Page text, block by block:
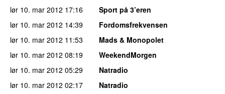
lør 10. mar 2012 17:16
Sport på 3’eren
lør 10. mar 2012 14:39
Fordomsfrekvensen
lør 10. mar 2012 11:53
Mads & Monopolet
lør 10. mar 2012 08:19
WeekendMorgen
lør 10. mar 2012 05:29
Natradio
lør 10. mar 2012 02:17
Natradio